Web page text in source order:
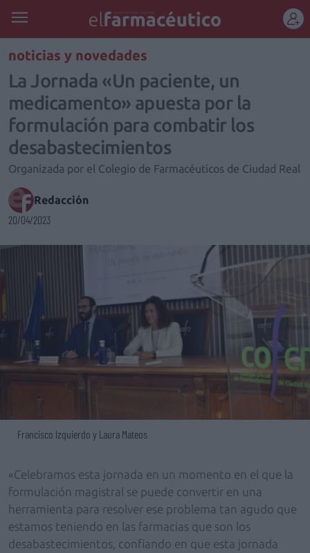
REGÍSTRATE
noticias y novedades
La Jornada «Un paciente, un
medicamento» apuesta por la
formulación para combatir los
desabastecimientos
Organizada por el Colegio de Farmacéuticos de Ciudad Real
Redacción
20/04/2023
Francisco Izquierdo y Laura Mateos
«Celebramos esta jornada en un momento en el que la
formulación magistral se puede convertir en una
herramienta para resolver ese problema tan agudo que
estamos teniendo en las farmacias que son los
desabastecimientos, confiando en que esta jornada